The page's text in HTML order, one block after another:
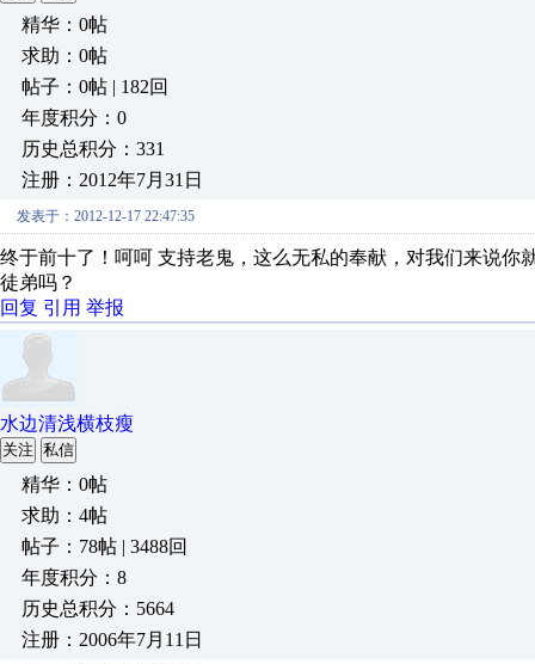
精华：0帖
求助：0帖
帖子：0帖 | 182回
年度积分：0
历史总积分：331
注册：2012年7月31日
发表于：2012-12-17 22:47:35
终于前十了！呵呵 支持老鬼，这么无私的奉献，对我们来说
徒弟吗？
回复 引用 举报
水边清浅横枝瘦
关注 私信
精华：0帖
求助：4帖
帖子：78帖 | 3488回
年度积分：8
历史总积分：5664
注册：2006年7月11日